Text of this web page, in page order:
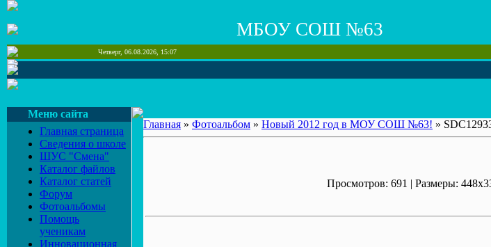
МБОУ СОШ №63
Четверг, 06.08.2026, 15:07
Меню сайта
Главная страница
Сведения о школе
ШУС "Смена"
Каталог файлов
Каталог статей
Форум
Фотоальбомы
Помощь
ученикам
Инновационная
Главная » Фотоальбом » Новый 2012 год в МОУ СОШ №63! »
Просмотров: 691 | Размеры: